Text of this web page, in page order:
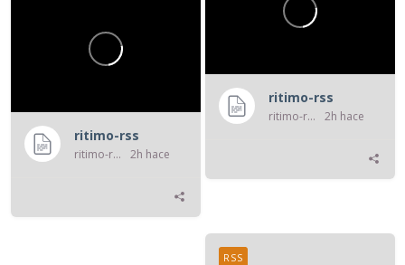
ritimo-rss
ritimo-rss 2h hace
ritimo-rss
ritimo-rss 2h hace
RSS